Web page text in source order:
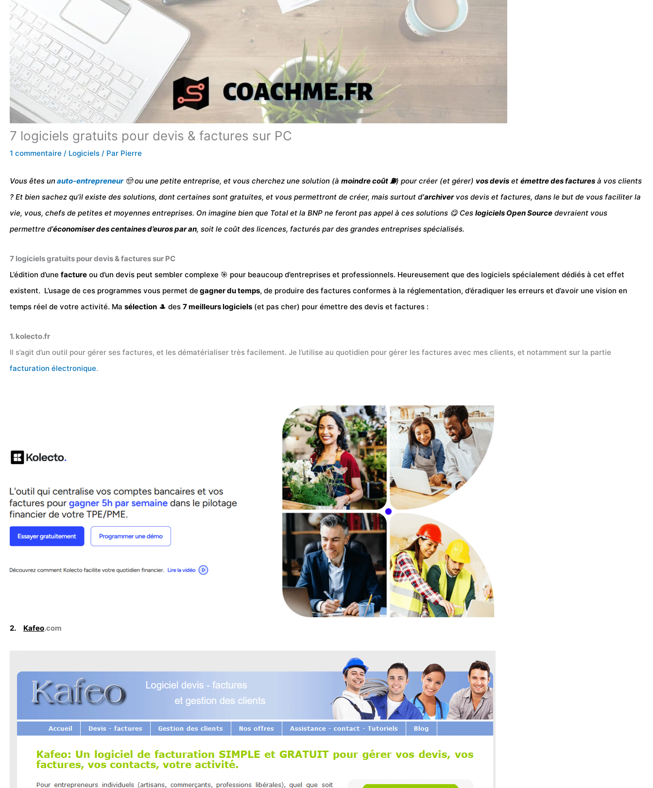
7 logiciels gratuits pour devis & factures sur PC
1 commentaire / Logiciels / Par Pierre
Vous êtes un auto-entrepreneur🤠 ou une petite entreprise, et vous cherchez une solution (à moindre coût ⛽) pour créer (et gérer) vos devis et émettre des factures à vos clients
? Et bien sachez qu’il existe des solutions, dont certaines sont gratuites, et vous permettront de créer, mais surtout d‘archivervos devis et factures, dans le but de vous faciliter la
vie, vous, chefs de petites et moyennes entreprises. On imagine bien que Total et la BNP ne feront pas appel à ces solutions 😋 Ces logiciels Open Source devraient vous
permettre d’économiser des centaines d’euros par an, soit le coût des licences, facturés par des grandes entreprises spécialisés.
7 logiciels gratuits pour devis & factures sur PC
L’édition d’une facture ou d’un devis peut sembler complexe 🎯 pour beaucoup d’entreprises et professionnels. Heureusement que des logiciels spécialement dédiés à cet effet
existent. L’usage de ces programmes vous permet de gagner du temps, de produire des factures conformes à la réglementation, d’éradiquer les erreurs et d’avoir une vision en
temps réel de votre activité. Ma sélection 🎩 des 7meilleurslogiciels (et pas cher) pour émettre des devis et factures :
1. kolecto.fr
Il s’agit d’un outil pour gérer ses factures, et les dématérialiser très facilement. Je l’utilise au quotidien pour gérer les factures avec mes clients, et notamment sur la partie
facturation électronique.
2. Kafeo.com